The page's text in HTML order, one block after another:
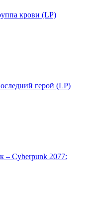
крови (LP)
герой (LP)
– Cyberpunk 2077: